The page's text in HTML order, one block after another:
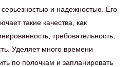
серьезностью и надежностью. Его
такие качества, как
требовательность,
Уделяет много времени
по полочкам и запланировать